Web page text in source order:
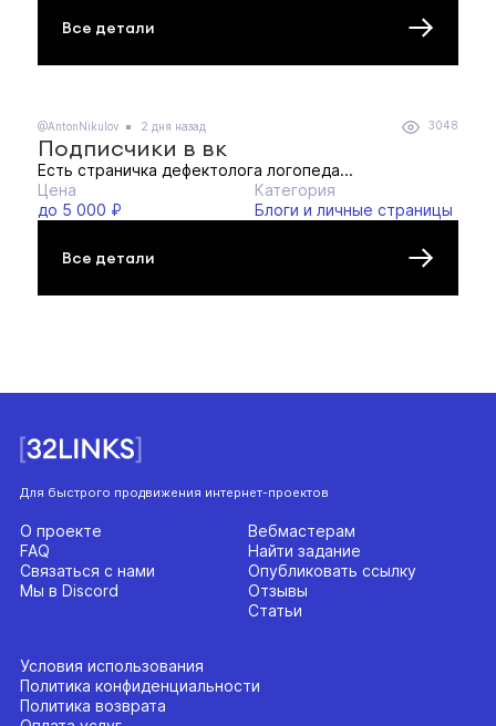
Все детали
@AntonNikulov 2 дня назад 3048
Подписчики в вк
Есть страничка дефектолога логопеда...
Цена
до 5 000 ₽
Категория
Блоги и личные страницы
Все детали
Для быстрого продвижения интернет-проектов
Вебмастерам
Найти задание
Опубликовать ссылку
Отзывы
Статьи
О проекте
FAQ
Связаться с нами
Мы в Discord
Условия использования
Политика конфиденциальности
Политика возврата